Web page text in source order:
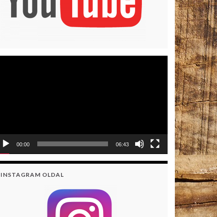
00:00 06:43
INSTAGRAM OLDAL